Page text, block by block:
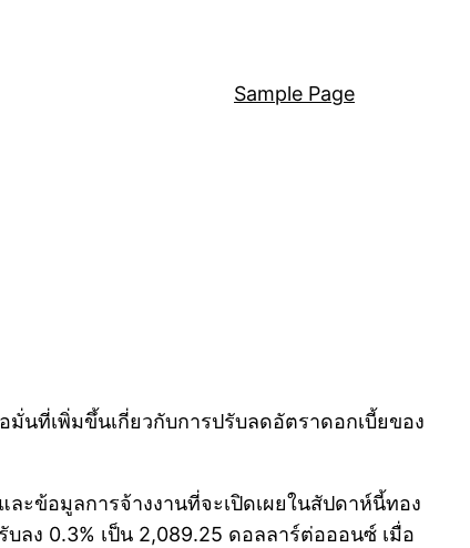
Sample Page
นที่เพิ่มขึ้นเกี่ยวกับการปรับลดอัตราดอกเบี้ยของ
ข้อมูลการจ้างงานที่จะเปิดเผยในสัปดาห์นี้ทอง
ลง 0.3% เป็น 2,089.25 ดอลลาร์ต่อออนซ์ เมื่อ